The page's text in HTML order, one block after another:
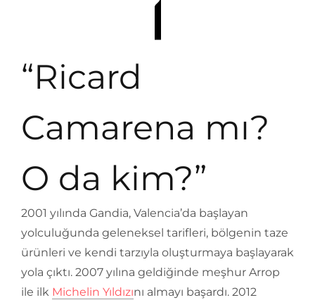
“Ricard
Camarena mı?
O da kim?”
2001 yılında Gandia, Valencia’da başlayan
yolculuğunda geleneksel tarifleri, bölgenin taze
ürünleri ve kendi tarzıyla oluşturmaya başlayarak
yola çıktı. 2007 yılına geldiğinde meşhur Arrop
ile ilk Michelin Yıldızını almayı başardı. 2012